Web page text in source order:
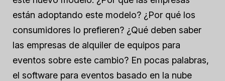
están adoptando este modelo? ¿Por qué los
consumidores lo prefieren? ¿Qué deben saber
las empresas de alquiler de equipos para
eventos sobre este cambio? En pocas palabras,
el software para eventos basado en la nube